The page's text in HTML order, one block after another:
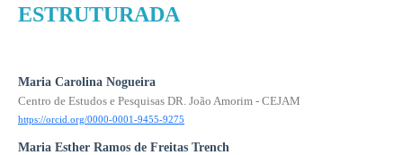
ESTRUTURADA
Maria Carolina Nogueira
Centro de Estudos e Pesquisas DR. João Amorim - CEJAM
https://orcid.org/0000-0001-9455-9275
Maria Esther Ramos de Freitas Trench